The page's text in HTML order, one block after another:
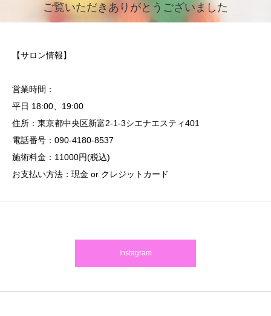
ご覧いただきありがとうございました
【サロン情報】
営業時間：
平日 18:00、19:00
住所：東京都中央区新富2-1-3シエナエスティ401
電話番号：090-4180-8537
施術料金：11000円(税込)
お支払い方法：現金 or クレジットカード
Instagram